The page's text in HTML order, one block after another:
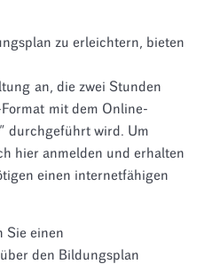
zu erleichtern, bieten
an, die zwei Stunden
mit dem Online-
durchgeführt wird. Um
hier anmelden und erhalten
einen internetfähigen
Sie einen
den Bildungsplan